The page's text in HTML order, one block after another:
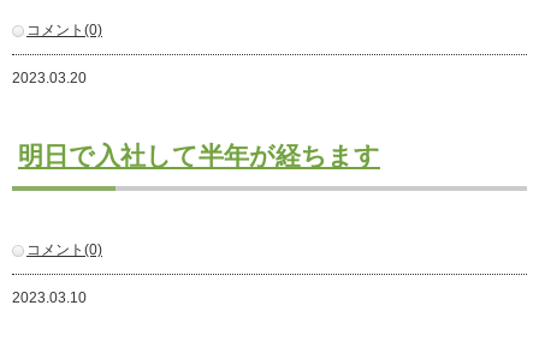
公共施設 PFI事業
医療・福祉施設・幼稚園
代表メッセージ
募集要項
コメント(0)
2023.03.20
明日で入社して半年が経ちます
コメント(0)
2023.03.10